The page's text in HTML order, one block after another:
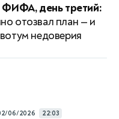
ФИФА, день третий:
отозвал план — и
недоверия
06/2026 22:03